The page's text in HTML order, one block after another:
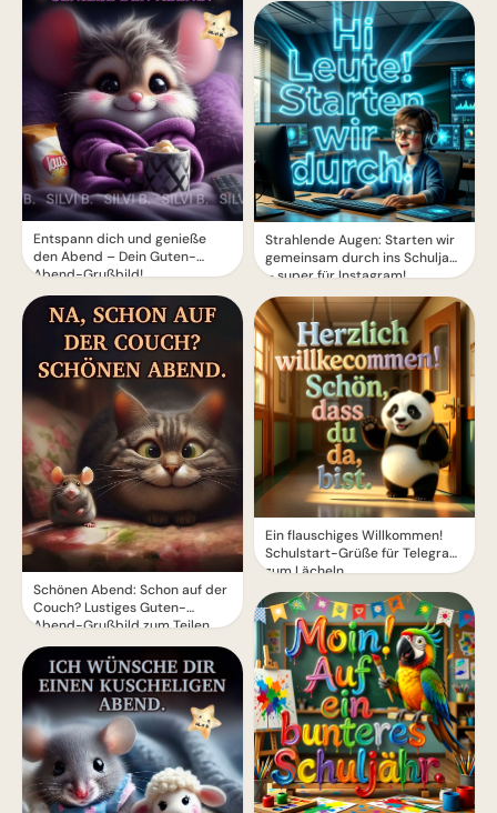
Entspann dich und genieße
den Abend – Dein Guten-
Abend-Grußbild!
Schönen Abend: Schon auf der
Couch? Lustiges Guten-
Abend-Grußbild zum Teilen
Strahlende Augen: Starten wir
gemeinsam durch ins Schuljahr
– super für Instagram!
Ein flauschiges Willkommen!
Schulstart-Grüße für Telegram
zum Lächeln